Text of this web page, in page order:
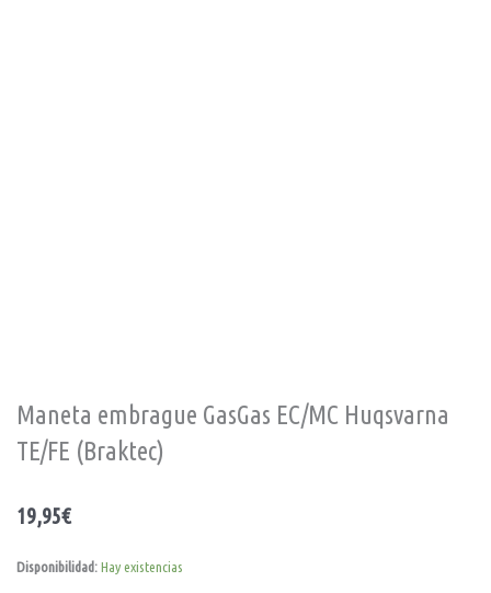
Maneta embrague GasGas EC/MC Huqsvarna
TE/FE (Braktec)
19,95€
Disponibilidad:Hay existencias
Maneta
embrague